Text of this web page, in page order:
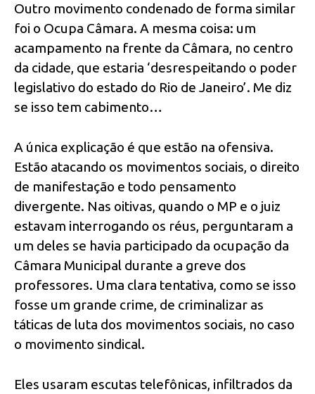
Outro movimento condenado de forma similar
foi o Ocupa Câmara. A mesma coisa: um
acampamento na frente da Câmara, no centro
da cidade, que estaria ‘desrespeitando o poder
legislativo do estado do Rio de Janeiro’. Me diz
se isso tem cabimento…
A única explicação é que estão na ofensiva.
Estão atacando os movimentos sociais, o direito
de manifestação e todo pensamento
divergente. Nas oitivas, quando o MP e o juiz
estavam interrogando os réus, perguntaram a
um deles se havia participado da ocupação da
Câmara Municipal durante a greve dos
professores. Uma clara tentativa, como se isso
fosse um grande crime, de criminalizar as
táticas de luta dos movimentos sociais, no caso
o movimento sindical.
Eles usaram escutas telefônicas, infiltrados da